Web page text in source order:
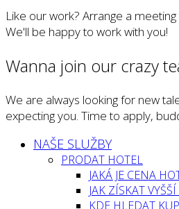
Like our work? Arrange a
We'll be happy to work with you!
Wanna join our crazy
We are always looking for new
expecting you. Time to apply,
NAŠE SLUŽBY
PRODAT HOTEL
JAKÁ JE CENA
JAK ZÍSKAT
KDE HLEDAT